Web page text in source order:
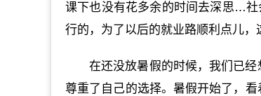
课下也没有花多余的时间去深思…社
行的，为了以后的就业路顺利点儿，
在还没放暑假的时候，我们已
尊重了自己的选择。暑假开始了，